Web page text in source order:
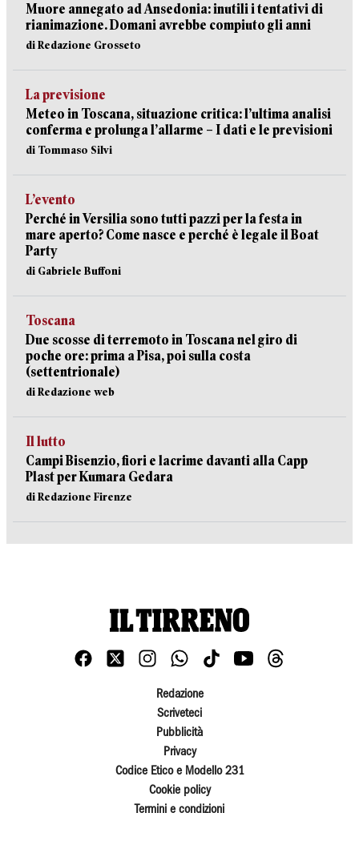
Muore annegato ad Ansedonia: inutili i tentativi di
rianimazione. Domani avrebbe compiuto gli anni
di Redazione Grosseto
La previsione
Meteo in Toscana, situazione critica: l’ultima analisi
conferma e prolunga l’allarme – I dati e le previsioni
di Tommaso Silvi
L’evento
Perché in Versilia sono tutti pazzi per la festa in
mare aperto? Come nasce e perché è legale il Boat
Party
di Gabriele Buffoni
Toscana
Due scosse di terremoto in Toscana nel giro di
poche ore: prima a Pisa, poi sulla costa
(settentrionale)
di Redazione web
Il lutto
Campi Bisenzio, fiori e lacrime davanti alla Capp
Plast per Kumara Gedara
di Redazione Firenze
Redazione
Scriveteci
Pubblicità
Privacy
Codice Etico e Modello 231
Cookie policy
Termini e condizioni